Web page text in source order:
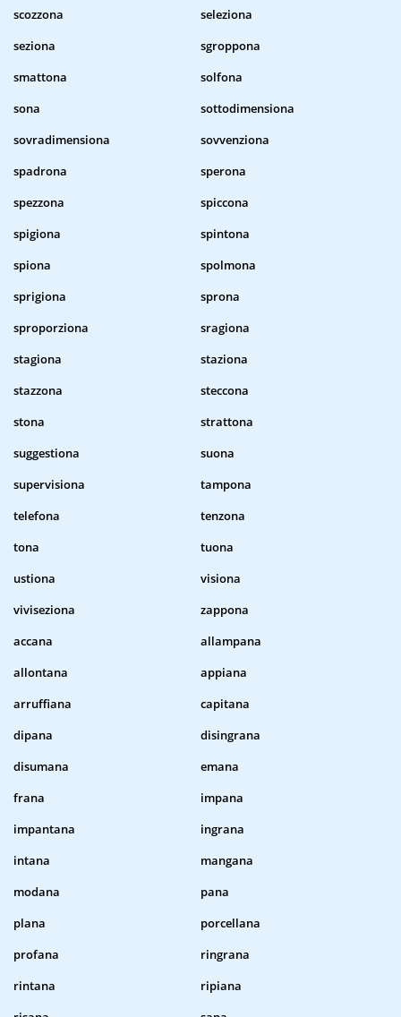
scozzona
seleziona
seziona
sgroppona
smattona
solfona
sona
sottodimensiona
sovradimensiona
sovvenziona
spadrona
sperona
spezzona
spiccona
spigiona
spintona
spiona
spolmona
sprigiona
sprona
sproporziona
sragiona
stagiona
staziona
stazzona
steccona
stona
strattona
suggestiona
suona
supervisiona
tampona
telefona
tenzona
tona
tuona
ustiona
visiona
viviseziona
zappona
accana
allampana
allontana
appiana
arruffiana
capitana
dipana
disingrana
disumana
emana
frana
impana
impantana
ingrana
intana
mangana
modana
pana
plana
porcellana
profana
ringrana
rintana
ripiana